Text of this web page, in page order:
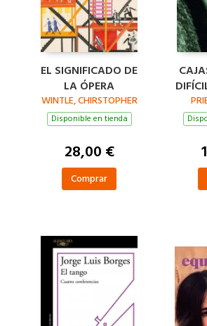
EL SIGNIFICADO DE
LA ÓPERA
WINTLE, CHIRSTOPHER
Disponible en tienda
28,00 €
Comprar